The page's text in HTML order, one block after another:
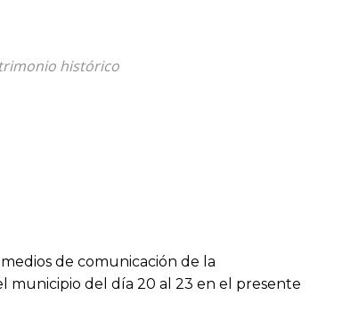
histórico
de comunicación de la
municipio del día 20 al 23 en el presente